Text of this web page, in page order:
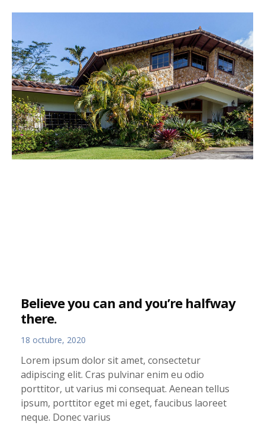
Believe you can and you’re halfway
there.
18 octubre, 2020
Lorem ipsum dolor sit amet, consectetur
adipiscing elit. Cras pulvinar enim eu odio
porttitor, ut varius mi consequat. Aenean tellus
ipsum, porttitor eget mi eget, faucibus laoreet
neque. Donec varius